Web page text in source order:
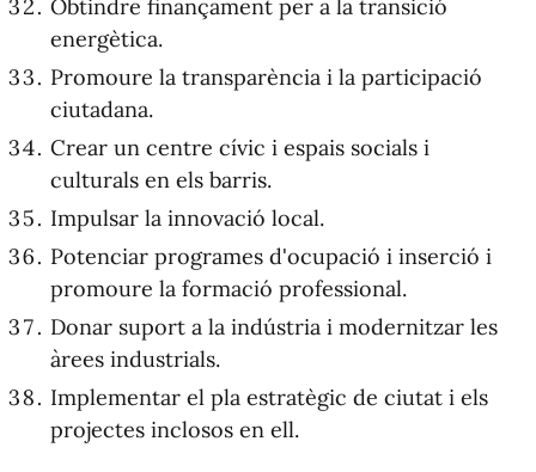
Obtindre finançament per a la transició
energètica.
Promoure la transparència i la participació
ciutadana.
Crear un centre cívic i espais socials i
culturals en els barris.
Impulsar la innovació local.
Potenciar programes d'ocupació i inserció i
promoure la formació professional.
Donar suport a la indústria i modernitzar les
àrees industrials.
Implementar el pla estratègic de ciutat i els
projectes inclosos en ell.